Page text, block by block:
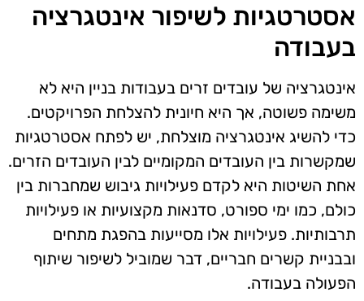
אסטרטגיות לשיפור אינטגרציה
בעבודה
אינטגרציה של עובדים זרים בעבודות בניין היא לא
משימה פשוטה, אך היא חיונית להצלחת הפרויקטים.
כדי להשיג אינטגרציה מוצלחת, יש לפתח אסטרטגיות
שמקשרות בין העובדים המקומיים לבין העובדים הזרים.
אחת השיטות היא לקדם פעילויות גיבוש שמחברות בין
כולם, כמו ימי ספורט, סדנאות מקצועיות או פעילויות
תרבותיות. פעילויות אלו מסייעות בהפגת מתחים
ובבניית קשרים חבריים, דבר שמוביל לשיפור שיתוף
הפעולה בעבודה.